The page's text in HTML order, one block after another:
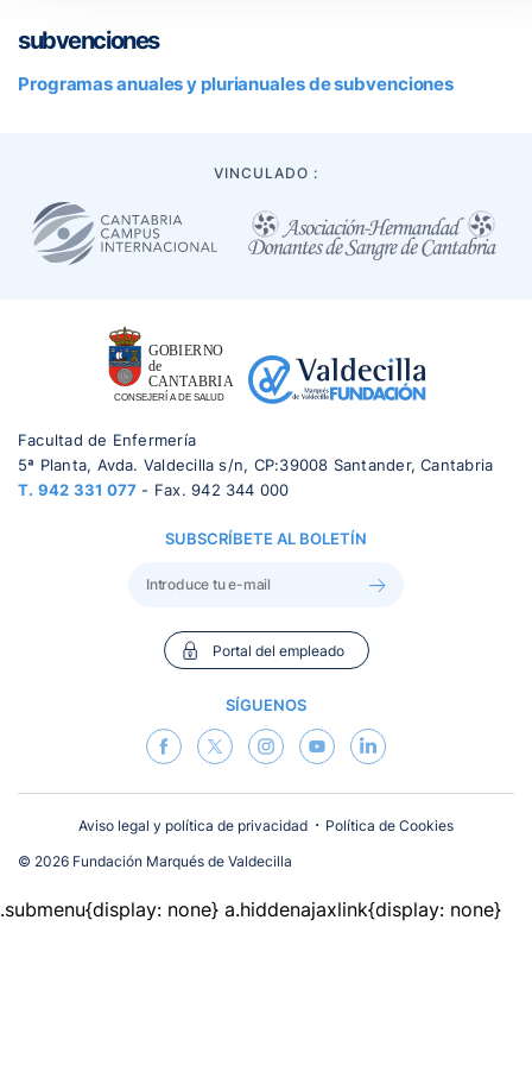
subvenciones
Programas anuales y plurianuales de subvenciones
VINCULADO :
Facultad de Enfermería
5ª Planta, Avda. Valdecilla s/n, CP:39008 Santander, Cantabria
T. 942 331 077 - Fax. 942 344 000
Portal del empleado
SÍGUENOS
SUBSCRÍBETE AL BOLETÍN
Aviso legal y política de privacidad
Política de Cookies
© 2026 Fundación Marqués de Valdecilla
.submenu{display: none} a.hiddenajaxlink{display: none}